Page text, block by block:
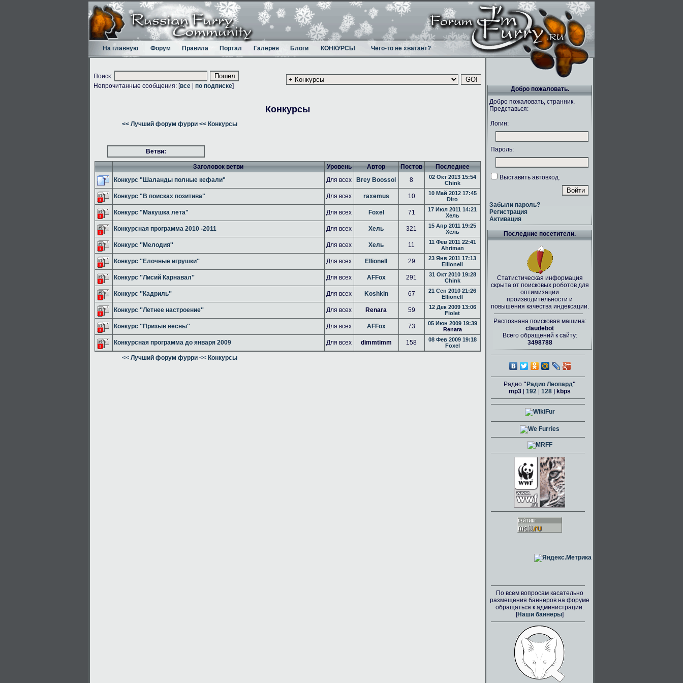
На главную Форум Правила Портал Галерея Блоги КОНКУРСЫ Чего-то не хватает?
Поиск:
Непрочитанные сообщения: [все по подписке]
Конкурсы
<< Лучший форум фурри << Конкурсы
Ветви:
Заголовок ветви Уровень Автор Постов
Последнее
Конкурс "Шаланды полные кефали"
Для всех Brey Boossol 8
02 Окт 2013 15:54
Chink
Конкурс "В поисках позитива" Для всех raxemus 10
10 Май 2012 17:45
Diro
Конкурс "Макушка лета" Для всех Foxel 71
17 Июл 2011 14:21
Хель
Конкурсная программа 2010 -2011 Для всех Хель 321
15 Апр 2011 19:25
Хель
Конкурс ''Мелодия'' Для всех Хель 11
11 Фев 2011 22:41
Ahriman
Конкурс ''Елочные игрушки'' Для всех Ellionell 29
23 Янв 2011 17:13
Ellionell
Конкурс ''Лисий Карнавал'' Для всех AFFox 291
31 Окт 2010 19:28
Chink
Конкурс ''Кадриль'' Для всех Koshkin 67
21 Сен 2010 21:26
Ellionell
Конкурс ''Летнее настроение'' Для всех Renara 59
12 Дек 2009 13:06
Fiolet
Конкурс ''Призыв весны'' Для всех AFFox 73
05 Июн 2009 19:39
Renara
Конкурсная программа до января 2009 Для всех dimmtimm 158
08 Фев 2009 19:18
Foxel
<< Лучший форум фурри << Конкурсы
Добро пожаловать.
Добро пожаловать, странник.
Представься:
Логин:
Пароль:
Выставить автовход.
Забыли пароль?
Регистрация
Активация
Последние посетители.
Статистическая информация
скрыта от поисковых роботов для
оптимизации
производительности и
повышения качества индексации.
Распознана поисковая машина:
claudebot
Всего обращений к сайту:
3498788
Радио " Радио Леопард"
mp3 [192 128 ] kbps
По всем вопросам касательно
размещения баннеров на форуме
обращаться к администрации.
[Наши баннеры]